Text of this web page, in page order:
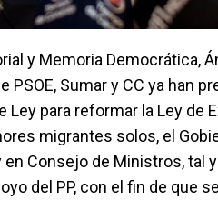
y Memoria Democrática,
PSOE, Sumar y CC ya han
para reformar la Ley de
migrantes solos, el
Consejo de Ministros, tal
del PP, con el fin de que